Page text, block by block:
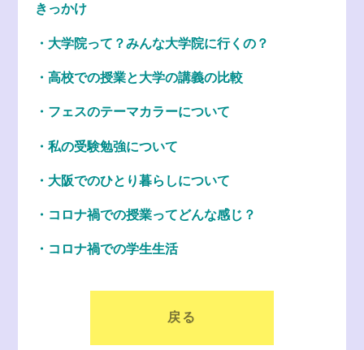
きっかけ
・大学院って？みんな大学院に行くの？
・高校での授業と大学の講義の比較
・フェスのテーマカラーについて
・私の受験勉強について
・大阪でのひとり暮らしについて
・コロナ禍での授業ってどんな感じ？
・コロナ禍での学生生活
戻る